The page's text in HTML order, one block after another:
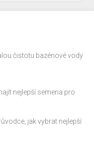
čistotu bazénové vody
nejlepší semena pro
jak vybrat nejlepší